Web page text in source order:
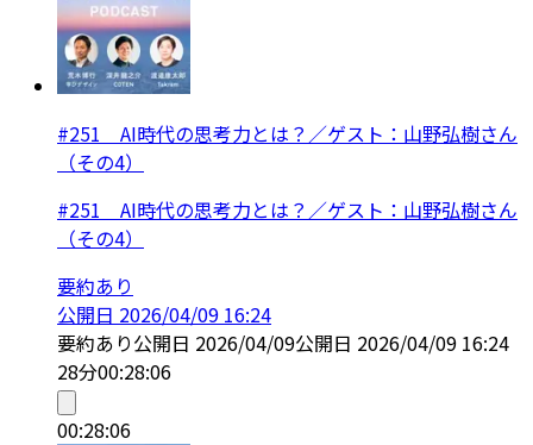
#251 AI時代の思考力とは？／ゲスト：山野弘樹さん
（その4）
#251 AI時代の思考力とは？／ゲスト：山野弘樹さん
（その4）
要約あり
公開日 2026/04/09 16:24
要約あり公開日 2026/04/09公開日 2026/04/09 16:24
28分00:28:06
00:28:06